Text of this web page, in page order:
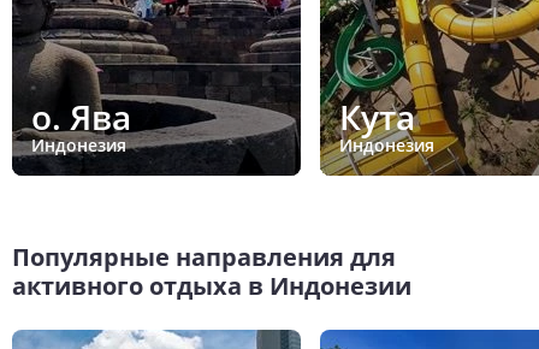
о. Ява
Индонезия
Кута
Индонезия
Популярные направления для
активного отдыха в Индонезии